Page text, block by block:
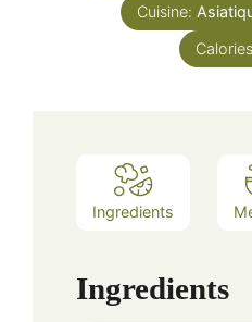
Cuisine:
Ingredients
Ingredients